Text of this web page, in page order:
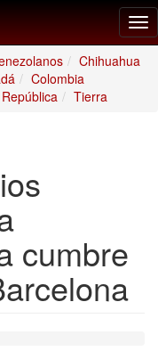
Chihuahua
Colombia
Tierra
cumbre